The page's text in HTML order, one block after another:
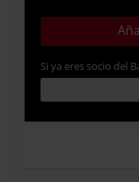
Si ya eres socio del